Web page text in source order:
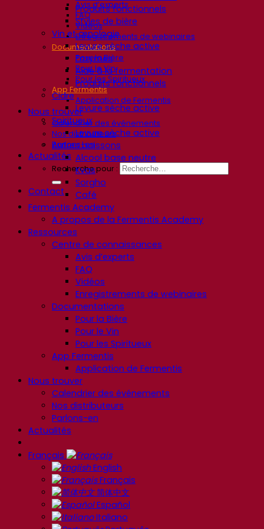
Avis d’experts
FAQ
Vidéos
Enregistrements de webinaires
Documentations
Pour la Bière
Pour le Vin
Pour les Spiritueux
App Fermentis
Application de Fermentis
Nous trouver
Calendrier des événements
Nos distributeurs
Parlons-en
Actualités
Recherche pour :
Contact
Produits fonctionnels
Styles de bière
Vin et œnologie
Levure sèche active
Enzymes
Aide à la fermentation
Produits fonctionnels
Cidre
Levure sèche active
Spiritueux
Levure sèche active
Autres boissons
Alcool base neutre
Kvas
Sorgho
Café
Fermentis Academy
A propos de la Fermentis Academy
Ressources
Centre de connaissances
Avis d’experts
FAQ
Vidéos
Enregistrements de webinaires
Documentations
Pour la Bière
Pour le Vin
Pour les Spiritueux
App Fermentis
Application de Fermentis
Nous trouver
Calendrier des événements
Nos distributeurs
Parlons-en
Actualités
Français
English
Français
简体中文
Español
Italiano